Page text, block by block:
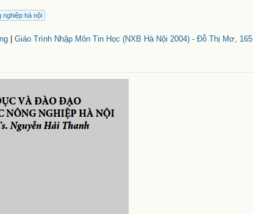
nghiệp hà nội
Giáo Trình Nhập Môn Tin Học (NXB Hà Nội 2004) - Đỗ Thị Mơ, 165